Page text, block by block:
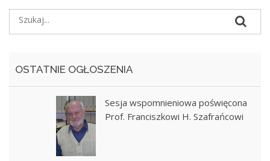
OSTATNIE OGŁOSZENIA
Sesja wspomnieniowa poświęcona
Prof. Franciszkowi H. Szafrańcowi